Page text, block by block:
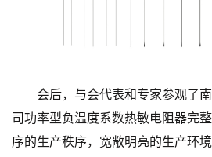
会后，与会代表和专家参观了
司功率型负温度系数热敏电阻器完
序的生产秩序，宽敞明亮的生产环